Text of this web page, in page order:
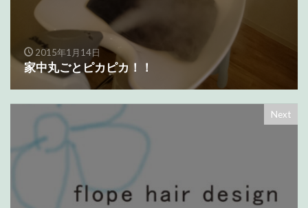
2015年1月14日
家中丸ごとピカピカ！！
Next